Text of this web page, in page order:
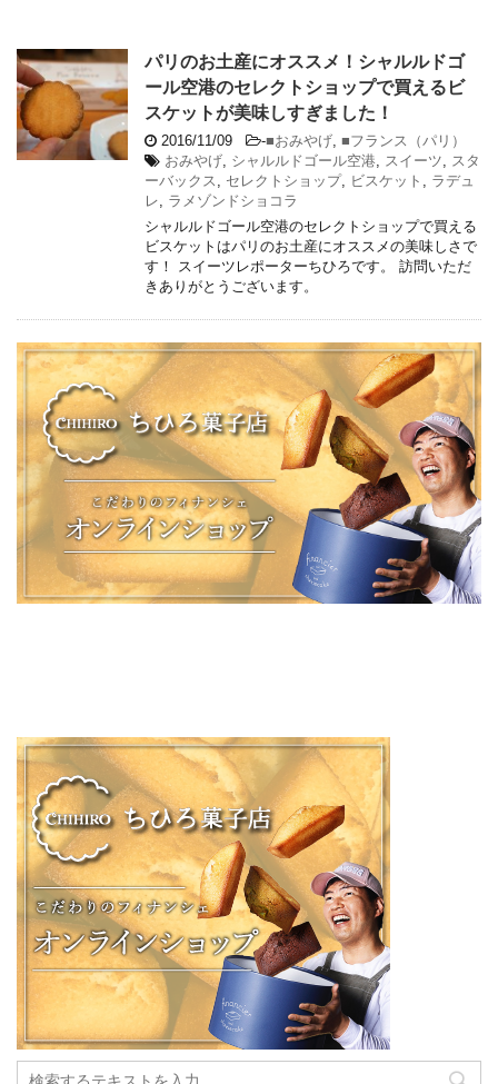
パリのお土産にオススメ！シャルルドゴ
ール空港のセレクトショップで買えるビ
スケットが美味しすぎました！
2016/11/09 -■おみやげ ■フランス（パリ）
おみやげ シャルルドゴール空港 スイーツ
スタ
ーバックス
セレクトショップ, ビスケット
ラデュ
レ
ラメゾンドショコラ
シャルルドゴール空港のセレクトショップで買える
ビスケットはパリのお土産にオススメの美味しさで
す！ スイーツレポーターちひろです。 訪問いただ
きありがとうございます。